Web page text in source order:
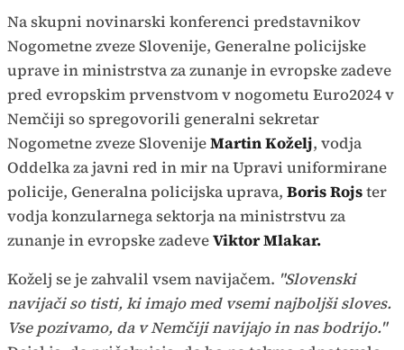
Na skupni novinarski konferenci predstavnikov
Nogometne zveze Slovenije, Generalne policijske
uprave in ministrstva za zunanje in evropske zadeve
pred evropskim prvenstvom v nogometu Euro2024 v
Nemčiji so spregovorili generalni sekretar
Nogometne zveze SlovenijeMartin Koželj, vodja
Oddelka za javni red in mir na Upravi uniformirane
policije, Generalna policijska uprava, Boris Rojster
vodja konzularnega sektorja na ministrstvu za
zunanje in evropske zadeveViktor Mlakar.
Koželj se je zahvalil vsem navijačem. "Slovenski
navijači so tisti, ki imajo med vsemi najboljši sloves.
Vse pozivamo, da v Nemčiji navijajo in nas bodrijo."